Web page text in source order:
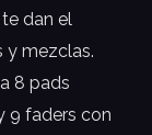
dan el
y mezclas.
8 pads
9 faders con